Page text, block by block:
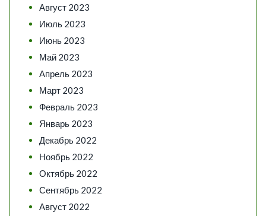
Август 2023
Июль 2023
Июнь 2023
Май 2023
Апрель 2023
Март 2023
Февраль 2023
Январь 2023
Декабрь 2022
Ноябрь 2022
Октябрь 2022
Сентябрь 2022
Август 2022